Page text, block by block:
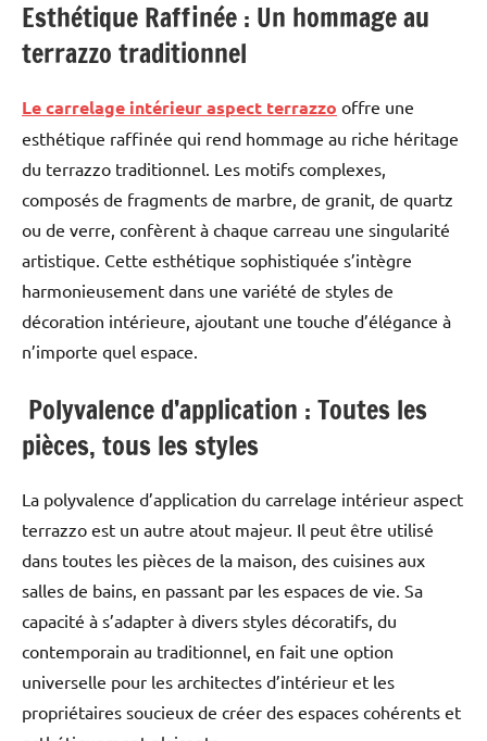
Esthétique Raffinée : Un hommage au
terrazzo traditionnel
Le carrelage intérieur aspect terrazzo offre une
esthétique raffinée qui rend hommage au riche héritage
du terrazzo traditionnel. Les motifs complexes,
composés de fragments de marbre, de granit, de quartz
ou de verre, confèrent à chaque carreau une singularité
artistique. Cette esthétique sophistiquée s’intègre
harmonieusement dans une variété de styles de
décoration intérieure, ajoutant une touche d’élégance à
n’importe quel espace.
Polyvalence d’application : Toutes les
pièces, tous les styles
La polyvalence d’application du carrelage intérieur aspect
terrazzo est un autre atout majeur. Il peut être utilisé
dans toutes les pièces de la maison, des cuisines aux
salles de bains, en passant par les espaces de vie. Sa
capacité à s’adapter à divers styles décoratifs, du
contemporain au traditionnel, en fait une option
universelle pour les architectes d’intérieur et les
propriétaires soucieux de créer des espaces cohérents et